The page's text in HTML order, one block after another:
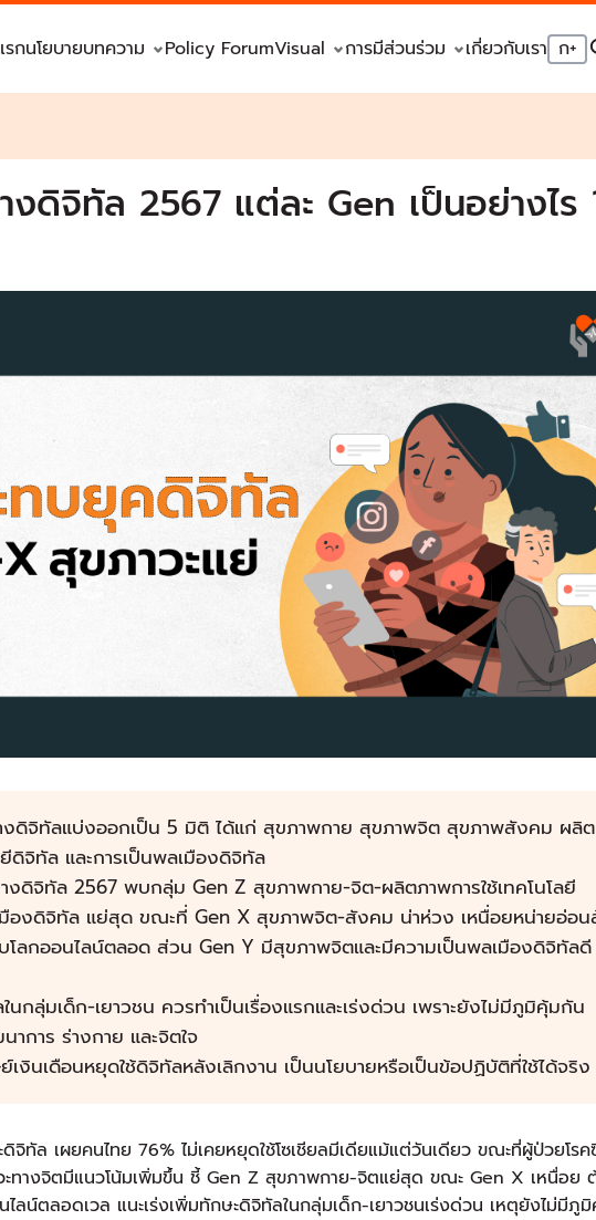
รกนโยบายบทความ Policy ForumVisual การมีส่วนร่วม เกี่ยวกับเรา ก+
งดิจิทัล 2567 แต่ละ Gen เป็นอย่างไร
งดิจิทัลแบ่งออกเป็น 5 มิติ ได้แก่ สุขภาพกาย สุขภาพจิต สุขภาพสังคม ผลิต
ยีดิจิทัล และการเป็นพลเมืองดิจิทัล
งดิจิทัล 2567 พบกลุ่ม Gen Z สุขภาพกาย-จิต-ผลิตภาพการใช้เทคโนโลยี
องดิจิทัล แย่สุด ขณะที่ Gen X สุขภาพจิต-สังคม น่าห่วง เหนื่อยหน่ายอ่อน
ลกออนไลน์ตลอด ส่วน Gen Y มีสุขภาพจิตและมีความเป็นพลเมืองดิจิทัลดี
นกลุ่มเด็ก-เยาวชน ควรทำเป็นเรื่องแรกและเร่งด่วน เพราะยังไม่มีภูมิคุ้มกัน
การ ร่างกาย และจิตใจ
งินเดือนหยุดใช้ดิจิทัลหลังเลิกงาน เป็นนโยบายหรือเป็นข้อปฏิบัติที่ใช้ได้จริง
ดิจิทัล เผยคนไทย 76% ไม่เคยหยุดใช้โซเชียลมีเดียแม้แต่วันเดียว ขณะที่ผู้ป่วยโรค
วะทางจิตมีแนวโน้มเพิ่มขึ้น ชี้ Gen Z สุขภาพกาย-จิตแย่สุด ขณะ Gen X เหนื่อย
ไลน์ตลอดเวล แนะเร่งเพิ่มทักษะดิจิทัลในกลุ่มเด็ก-เยาวชนเร่งด่วน เหตุยังไม่มีภู